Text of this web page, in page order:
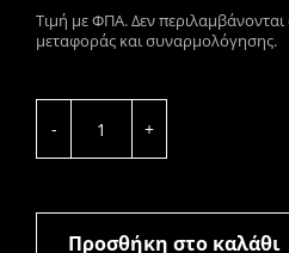
Tιμή με ΦΠΑ. Δεν περιλαμβάνονται
μεταφοράς και συναρμολόγησης.
- +
Προσθήκη στο καλάθι